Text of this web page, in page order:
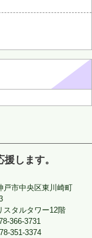
します。
戸市中央区東川崎町
スタルタワー12階
366-3731
351-3374